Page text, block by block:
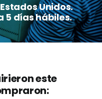
Unidos.
5 días hábiles.
este